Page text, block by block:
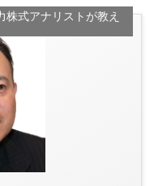
株式アナリストが教え